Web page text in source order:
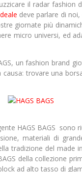
il radar fashion
deve parlare di
giornate più
micro universi, ed
un fashion brand
trovare una
HAGS BAGS sono
materiali di
tradizione del made
della collezione
ad alto tasso di